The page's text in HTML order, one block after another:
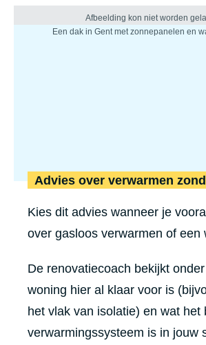
Advies over verwarmen
Kies dit advies wanneer je
over gasloos verwarmen of een
De renovatiecoach bekijkt
woning hier al klaar voor is
het vlak van isolatie) en wat het
verwarmingssysteem is in jouw